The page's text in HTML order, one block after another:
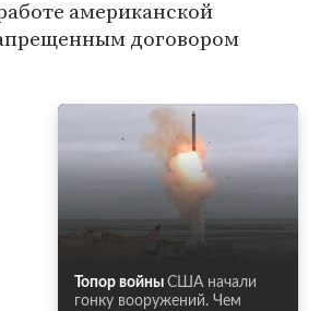
американской
договором
Топор войны США начали
гонку вооружений. Чем